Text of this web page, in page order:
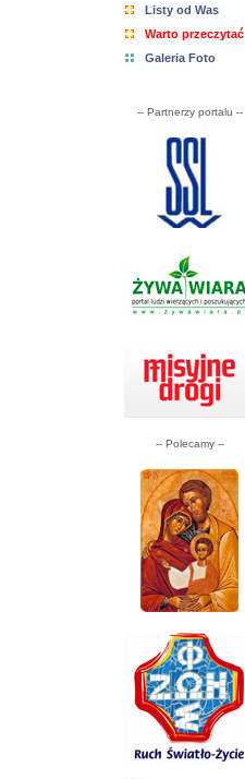
Listy od Was
Warto przeczytać
Galeria Foto
-- Partnerzy portalu --
-- Polecamy --